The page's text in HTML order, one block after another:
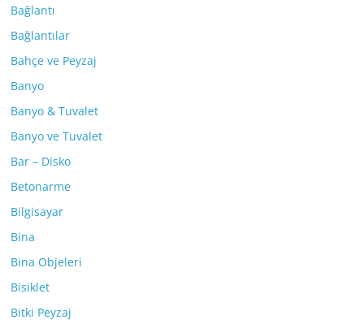
Bağlantı
Bağlantılar
Bahçe ve Peyzaj
Banyo
Banyo & Tuvalet
Banyo ve Tuvalet
Bar – Disko
Betonarme
Bilgisayar
Bina
Bina Objeleri
Bisiklet
Bitki Peyzaj